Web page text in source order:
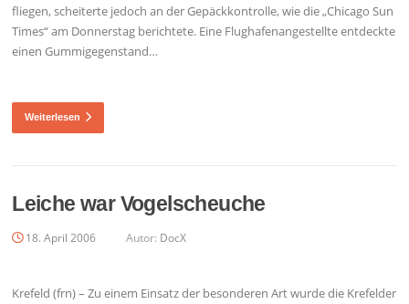
fliegen, scheiterte jedoch an der Gepäckkontrolle, wie die „Chicago Sun
Times“ am Donnerstag berichtete. Eine Flughafenangestellte entdeckte
einen Gummigegenstand…
Weiterlesen
Leiche war Vogelscheuche
18. April 2006 Autor: DocX
Krefeld (frn) – Zu einem Einsatz der besonderen Art wurde die Krefelder